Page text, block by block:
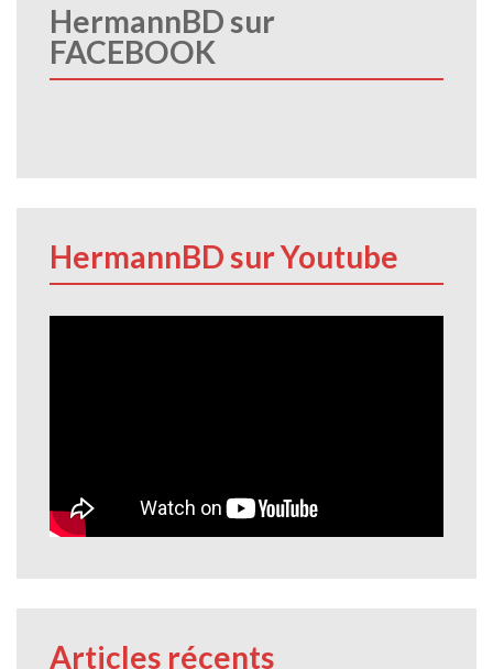
HermannBD sur
FACEBOOK
HermannBD sur Youtube
Articles récents